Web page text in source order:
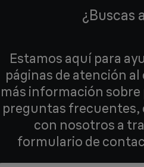
¿Buscas
Estamos aquí para
páginas de atención
más información
preguntas
con nosotros a
formulario de